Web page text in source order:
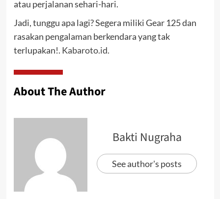
atau perjalanan sehari-hari.
Jadi, tunggu apa lagi? Segera miliki Gear 125 dan
rasakan pengalaman berkendara yang tak
terlupakan!. Kabaroto.id.
About The Author
Bakti Nugraha
See author's posts